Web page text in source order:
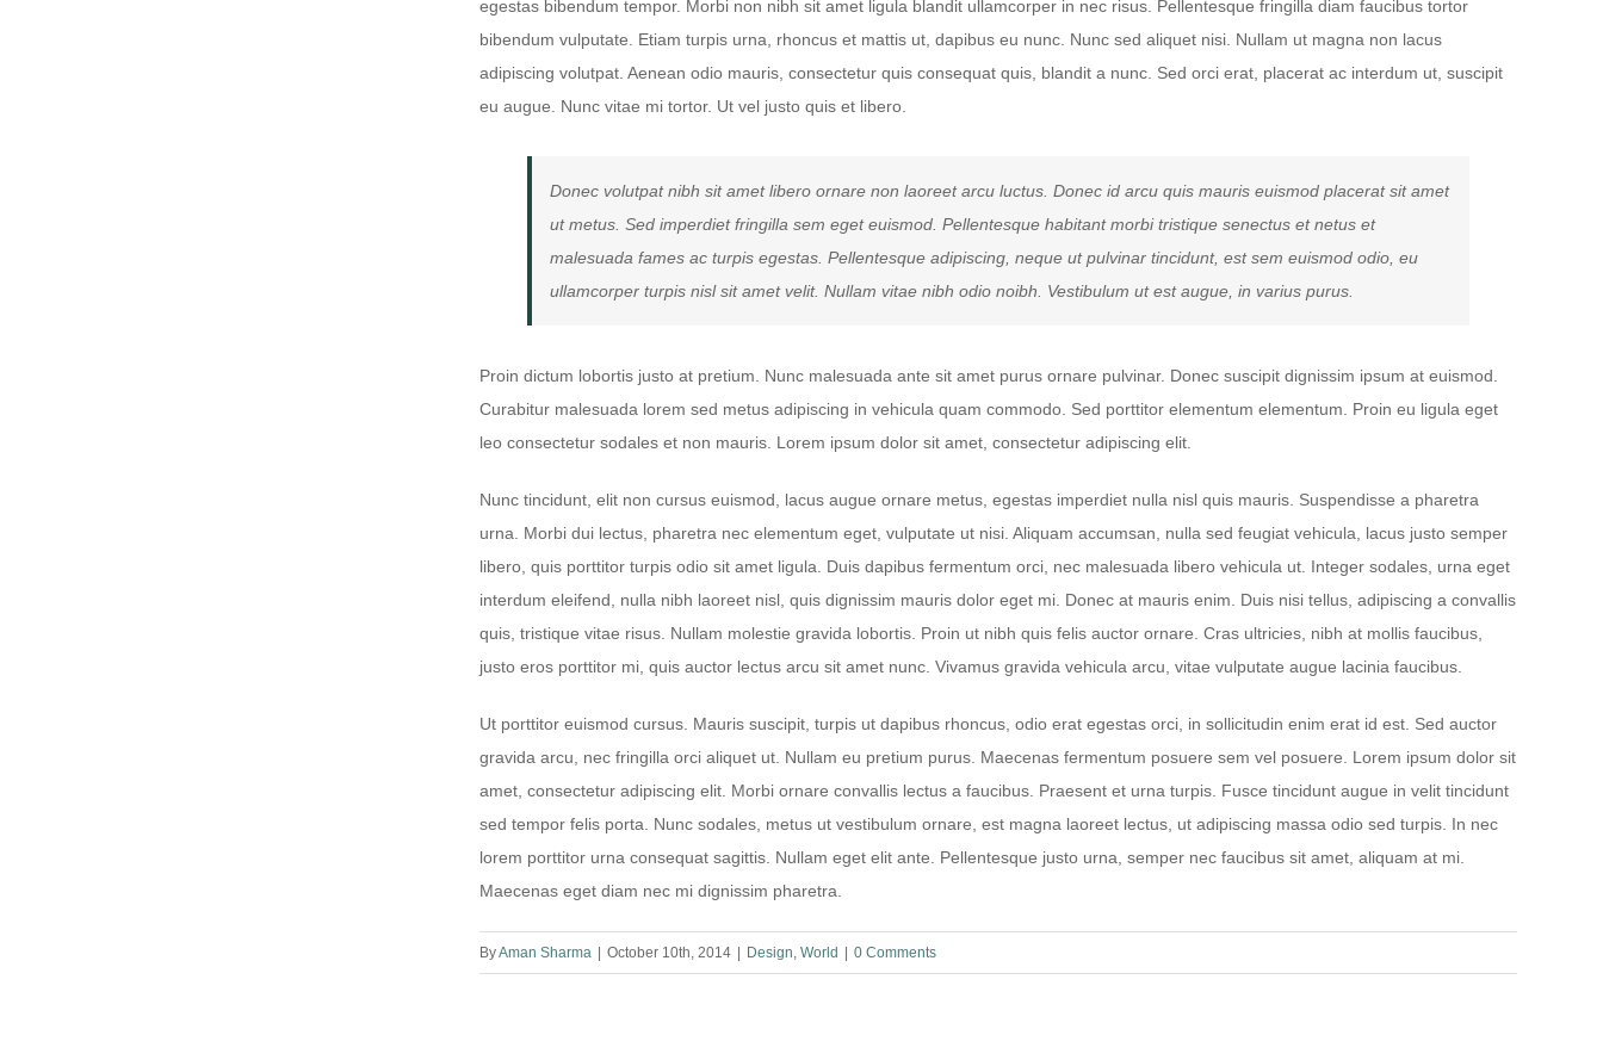
egestas bibendum tempor. Morbi non nibh sit amet ligula blandit ullamcorper in nec risus. Pellentesque fringilla diam faucibus tortor
bibendum vulputate. Etiam turpis urna, rhoncus et mattis ut, dapibus eu nunc. Nunc sed aliquet nisi. Nullam ut magna non lacus
adipiscing volutpat. Aenean odio mauris, consectetur quis consequat quis, blandit a nunc. Sed orci erat, placerat ac interdum ut, suscipit
eu augue. Nunc vitae mi tortor. Ut vel justo quis et libero.
Donec volutpat nibh sit amet libero ornare non laoreet arcu luctus. Donec id arcu quis mauris euismod placerat sit amet
ut metus. Sed imperdiet fringilla sem eget euismod. Pellentesque habitant morbi tristique senectus et netus et
malesuada fames ac turpis egestas. Pellentesque adipiscing, neque ut pulvinar tincidunt, est sem euismod odio, eu
ullamcorper turpis nisl sit amet velit. Nullam vitae nibh odio noibh. Vestibulum ut est augue, in varius purus.
Proin dictum lobortis justo at pretium. Nunc malesuada ante sit amet purus ornare pulvinar. Donec suscipit dignissim ipsum at euismod.
Curabitur malesuada lorem sed metus adipiscing in vehicula quam commodo. Sed porttitor elementum elementum. Proin eu ligula eget
leo consectetur sodales et non mauris. Lorem ipsum dolor sit amet, consectetur adipiscing elit.
Nunc tincidunt, elit non cursus euismod, lacus augue ornare metus, egestas imperdiet nulla nisl quis mauris. Suspendisse a pharetra
urna. Morbi dui lectus, pharetra nec elementum eget, vulputate ut nisi. Aliquam accumsan, nulla sed feugiat vehicula, lacus justo semper
libero, quis porttitor turpis odio sit amet ligula. Duis dapibus fermentum orci, nec malesuada libero vehicula ut. Integer sodales, urna eget
interdum eleifend, nulla nibh laoreet nisl, quis dignissim mauris dolor eget mi. Donec at mauris enim. Duis nisi tellus, adipiscing a convallis
quis, tristique vitae risus. Nullam molestie gravida lobortis. Proin ut nibh quis felis auctor ornare. Cras ultricies, nibh at mollis faucibus,
justo eros porttitor mi, quis auctor lectus arcu sit amet nunc. Vivamus gravida vehicula arcu, vitae vulputate augue lacinia faucibus.
Ut porttitor euismod cursus. Mauris suscipit, turpis ut dapibus rhoncus, odio erat egestas orci, in sollicitudin enim erat id est. Sed auctor
gravida arcu, nec fringilla orci aliquet ut. Nullam eu pretium purus. Maecenas fermentum posuere sem vel posuere. Lorem ipsum dolor sit
amet, consectetur adipiscing elit. Morbi ornare convallis lectus a faucibus. Praesent et urna turpis. Fusce tincidunt augue in velit tincidunt
sed tempor felis porta. Nunc sodales, metus ut vestibulum ornare, est magna laoreet lectus, ut adipiscing massa odio sed turpis. In nec
lorem porttitor urna consequat sagittis. Nullam eget elit ante. Pellentesque justo urna, semper nec faucibus sit amet, aliquam at mi.
Maecenas eget diam nec mi dignissim pharetra.
ByAman Sharma October 10th, 2014 Design, World 0 Comments